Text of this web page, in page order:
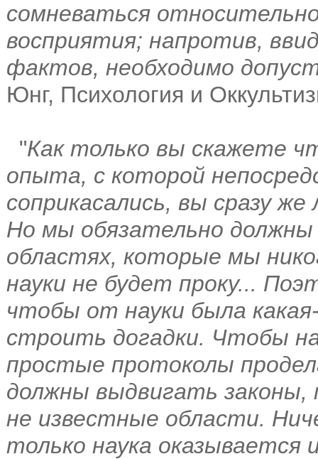
сомневаться
восприятия; напротив,
фактов, необходимо
Юнг, Психология и
"Как только вы скажете
опыта, с которой
соприкасались, вы сразу
Но мы обязательно
областях, которые мы
науки не будет проку...
чтобы от науки была
строить догадки. Чтобы
простые протоколы
должны выдвигать
не известные области.
только наука оказывается